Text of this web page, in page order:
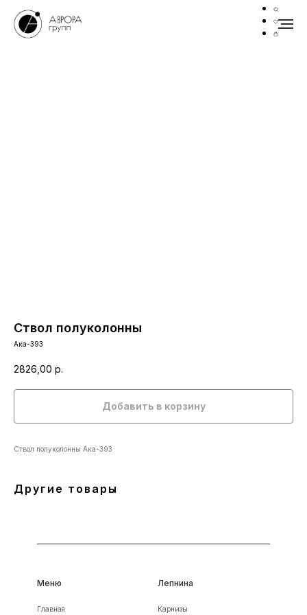
Ствол полуколонны
Ака-393
2826,00 р.
Добавить в корзину
Ствол полуколонны Ака-393
Другие товары
Меню
Главная
Лепнина
Карнизы